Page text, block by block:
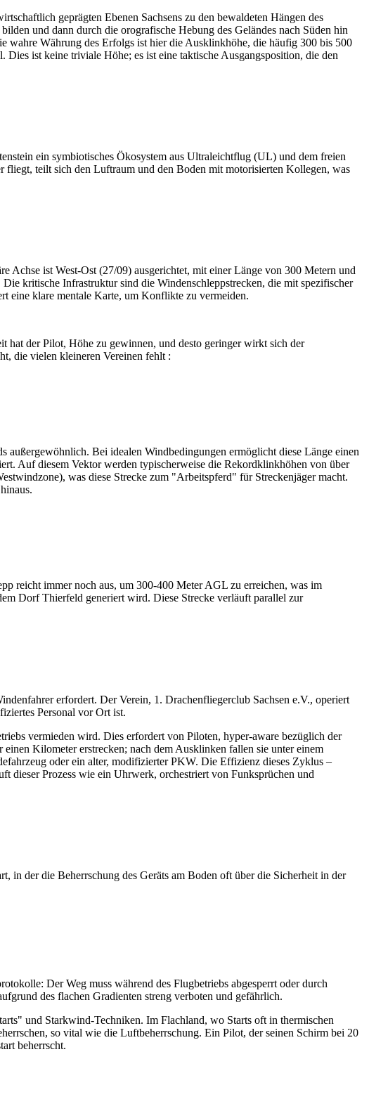
geprägten Ebenen Sachsens zu den bewaldeten Hängen des
und dann durch die orografische Hebung des Geländes nach Süden hin
wahre Währung des Erfolgs ist hier die Ausklinkhöhe, die häufig 300 bis 500
ist keine triviale Höhe; es ist eine taktische Ausgangsposition, die den
ein symbiotisches Ökosystem aus Ultraleichtflug (UL) und dem freien
fliegt, teilt sich den Luftraum und den Boden mit motorisierten Kollegen, was
Achse ist West-Ost (27/09) ausgerichtet, mit einer Länge von 300 Metern und
kritische Infrastruktur sind die Windenschleppstrecken, die mit spezifischer
eine klare mentale Karte, um Konflikte zu vermeiden.
hat der Pilot, Höhe zu gewinnen, und desto geringer wirkt sich der
die vielen kleineren Vereinen fehlt :
außergewöhnlich. Bei idealen Windbedingungen ermöglicht diese Länge einen
Auf diesem Vektor werden typischerweise die Rekordklinkhöhen von über
was diese Strecke zum "Arbeitspferd" für Streckenjäger macht.
reicht immer noch aus, um 300-400 Meter AGL zu erreichen, was im
Dorf Thierfeld generiert wird. Diese Strecke verläuft parallel zur
erfordert. Der Verein, 1. Drachenfliegerclub Sachsen e.V., operiert
Personal vor Ort ist.
vermieden wird. Dies erfordert von Piloten, hyper-aware bezüglich der
Kilometer erstrecken; nach dem Ausklinken fallen sie unter einem
oder ein alter, modifizierter PKW. Die Effizienz dieses Zyklus –
dieser Prozess wie ein Uhrwerk, orchestriert von Funksprüchen und
in der die Beherrschung des Geräts am Boden oft über die Sicherheit in der
Der Weg muss während des Flugbetriebs abgesperrt oder durch
des flachen Gradienten streng verboten und gefährlich.
und Starkwind-Techniken. Im Flachland, wo Starts oft in thermischen
so vital wie die Luftbeherrschung. Ein Pilot, der seinen Schirm bei 20
beherrscht.